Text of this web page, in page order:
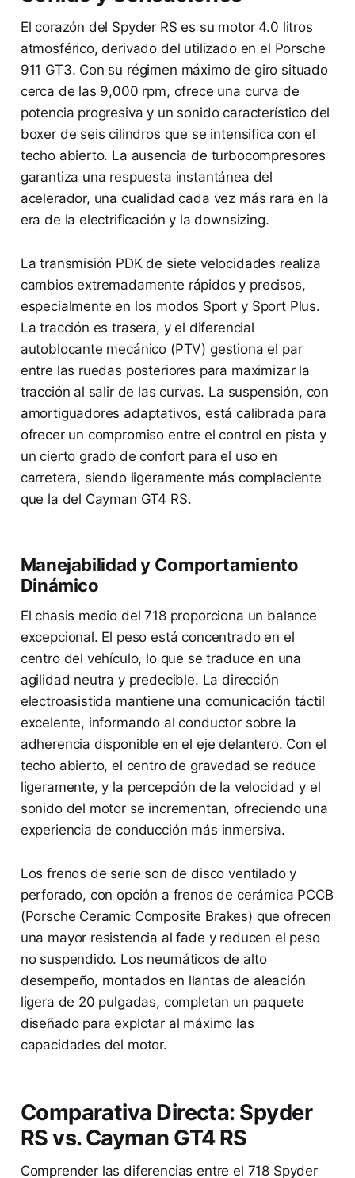
El corazón del Spyder RS es su motor 4.0 litros
atmosférico, derivado del utilizado en el Porsche
911 GT3. Con su régimen máximo de giro situado
cerca de las 9,000 rpm, ofrece una curva de
potencia progresiva y un sonido característico del
boxer de seis cilindros que se intensifica con el
techo abierto. La ausencia de turbocompresores
garantiza una respuesta instantánea del
acelerador, una cualidad cada vez más rara en la
era de la electrificación y la downsizing.
La transmisión PDK de siete velocidades realiza
cambios extremadamente rápidos y precisos,
especialmente en los modos Sport y Sport Plus.
La tracción es trasera, y el diferencial
autoblocante mecánico (PTV) gestiona el par
entre las ruedas posteriores para maximizar la
tracción al salir de las curvas. La suspensión, con
amortiguadores adaptativos, está calibrada para
ofrecer un compromiso entre el control en pista y
un cierto grado de confort para el uso en
carretera, siendo ligeramente más complaciente
que la del Cayman GT4 RS.
Manejabilidad y Comportamiento
Dinámico
El chasis medio del 718 proporciona un balance
excepcional. El peso está concentrado en el
centro del vehículo, lo que se traduce en una
agilidad neutra y predecible. La dirección
electroasistida mantiene una comunicación táctil
excelente, informando al conductor sobre la
adherencia disponible en el eje delantero. Con el
techo abierto, el centro de gravedad se reduce
ligeramente, y la percepción de la velocidad y el
sonido del motor se incrementan, ofreciendo una
experiencia de conducción más inmersiva.
Los frenos de serie son de disco ventilado y
perforado, con opción a frenos de cerámica PCCB
(Porsche Ceramic Composite Brakes) que ofrecen
una mayor resistencia al fade y reducen el peso
no suspendido. Los neumáticos de alto
desempeño, montados en llantas de aleación
ligera de 20 pulgadas, completan un paquete
diseñado para explotar al máximo las
capacidades del motor.
Comparativa Directa: Spyder
RS vs. Cayman GT4 RS
Comprender las diferencias entre el 718 Spyder